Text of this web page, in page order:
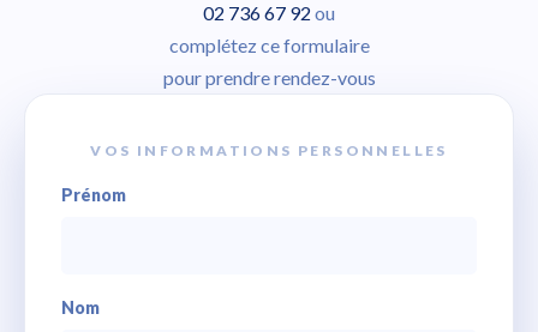
02 736 67 92 ou
complétez ce formulaire
pour prendre rendez-vous
VOS INFORMATIONS PERSONNELLES
Prénom
Nom